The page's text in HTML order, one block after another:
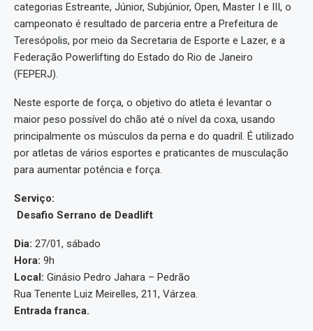
categorias Estreante, Júnior, Subjúnior, Open, Master I e III, o
campeonato é resultado de parceria entre a Prefeitura de
Teresópolis, por meio da Secretaria de Esporte e Lazer, e a
Federação Powerlifting do Estado do Rio de Janeiro
(FEPERJ).
Neste esporte de força, o objetivo do atleta é levantar o
maior peso possível do chão até o nível da coxa, usando
principalmente os músculos da perna e do quadril. É utilizado
por atletas de vários esportes e praticantes de musculação
para aumentar potência e força.
Serviço:
Desafio Serrano de Deadlift
Dia: 27/01, sábado
Hora: 9h
Local: Ginásio Pedro Jahara – Pedrão
Rua Tenente Luiz Meirelles, 211, Várzea.
Entrada franca.